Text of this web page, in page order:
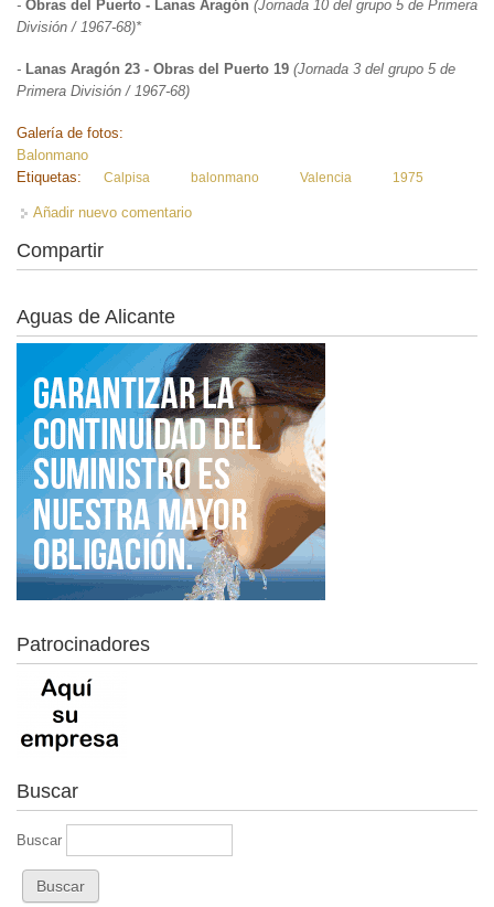
- Obras del Puerto - Lanas Aragón (Jornada 10 del grupo 5 de Primera
División / 1967-68)*
- Lanas Aragón 23 - Obras del Puerto 19 (Jornada 3 del grupo 5 de
Primera División / 1967-68)
Galería de fotos:
Balonmano
Etiquetas:
Calpisa balonmano Valencia 1975
Añadir nuevo comentario
Compartir
Aguas de Alicante
Patrocinadores
Buscar
Buscar